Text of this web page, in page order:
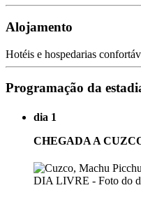
Alojamento
Hotéis e hospedarias
Programação da
dia 1
CHEGADA A